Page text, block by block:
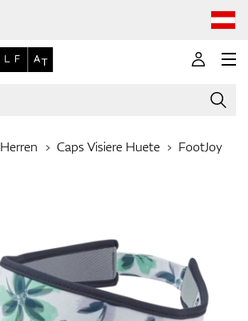
Golfschläger
Herren Caps Visiere Huete FootJoy